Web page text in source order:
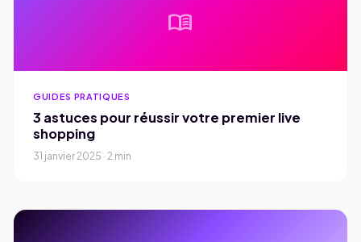
menu_book
GUIDES PRATIQUES
3 astuces pour réussir votre premier live
shopping
31 janvier 2025 · 2 min